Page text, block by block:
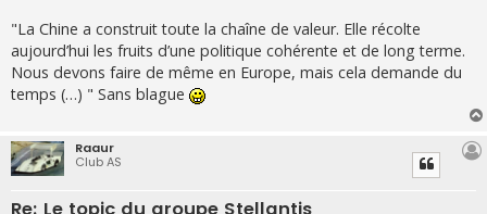
"La Chine a construit toute la chaîne de valeur. Elle récolte
aujourd’hui les fruits d’une politique cohérente et de long terme.
Nous devons faire de même en Europe, mais cela demande du
temps (…) " Sans blague
Raaur
Club AS
Re: Le topic du groupe Stellantis